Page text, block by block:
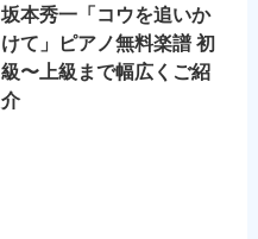
坂本秀一「コウを追いか
けて」ピアノ無料楽譜 初
級〜上級まで幅広くご紹
介